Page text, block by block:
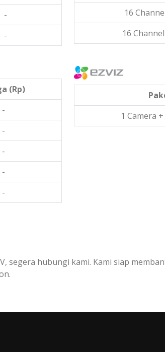
-
-
16
16
(Rp)
-
-
-
-
-
1 Camera
segera hubungi kami. Kami siap